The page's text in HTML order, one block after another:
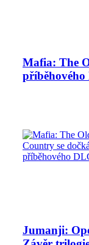
Mafia: The
Jumanji: